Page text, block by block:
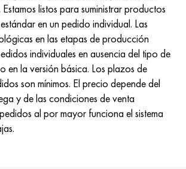
listos para suministrar productos
en un pedido individual. Las
en las etapas de producción
individuales en ausencia del tipo de
en la versión básica. Los plazos de
son mínimos. El precio depende del
y de las condiciones de venta
al por mayor funciona el sistema
3135
4142
45hnmf